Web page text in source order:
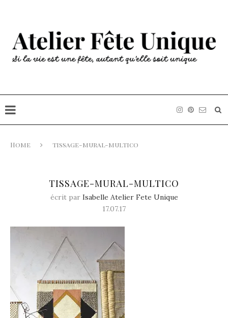
Home tissage-mural-multico
TISSAGE-MURAL-MULTICO
écrit par Isabelle Atelier Fete Unique
17.07.17